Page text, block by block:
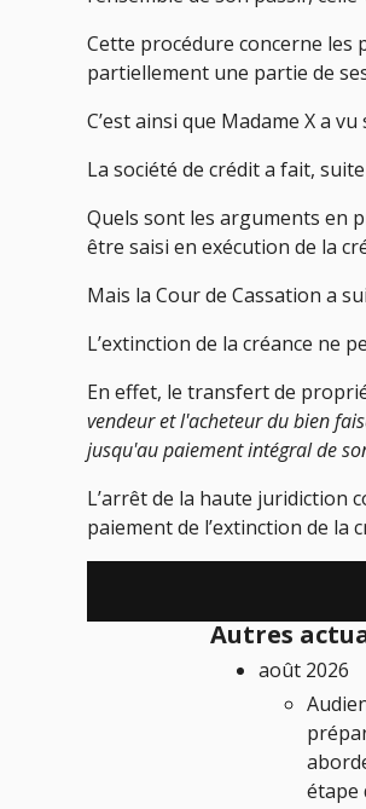
Cette procédure concerne
partiellement une partie de
C’est ainsi que Madame X a
La société de crédit a fait,
Quels sont les arguments en
être saisi en exécution de la
Mais la Cour de Cassation a
L’extinction de la créance ne
En effet, le transfert de
vendeur et l'acheteur du bien
jusqu'au paiement intégral de
L’arrêt de la haute juridiction
paiement de l’extinction de la
Autres
août 2026
étape